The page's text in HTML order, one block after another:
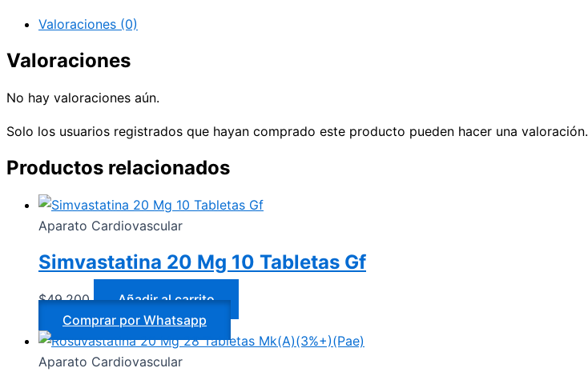
Valoraciones (0)
Valoraciones
No hay valoraciones aún.
Solo los usuarios registrados que hayan comprado este producto pueden hacer una valoración.
Productos relacionados
Aparato Cardiovascular
Simvastatina 20 Mg 10 Tabletas Gf
$49.200
Añadir al carrito
Comprar por Whatsapp
Aparato Cardiovascular